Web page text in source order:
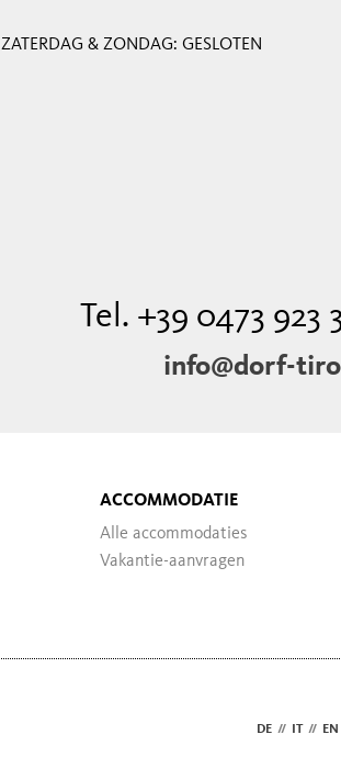
ZATERDAG & ZONDAG: GESLOTEN
Tel. +39 0473 923
info@dorf-
ACCOMMODATIE
Alle accommodaties
Vakantie-aanvragen
DE // IT // EN